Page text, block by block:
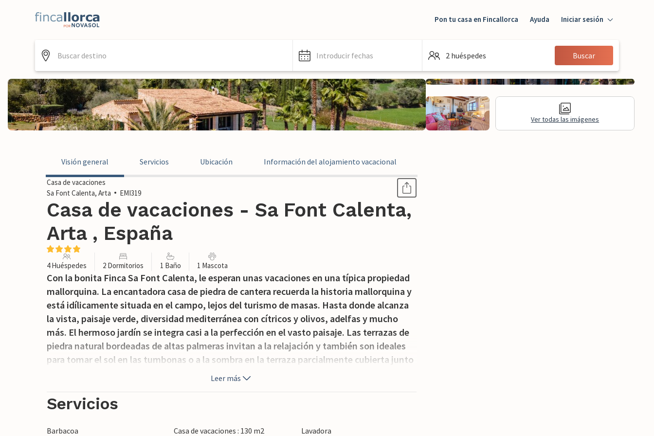
Pon tu casa en Fincallorca Ayuda Iniciar sesión
Iniciar sesión
Huésped
Introducir fechas 2 huéspedes Buscar
Ver todas las imágenes
Visión general Servicios Ubicación Información del alojamiento vacacional
Casa de vacaciones
Sa Font Calenta, Arta
EMI319
Casa de vacaciones - Sa Font Calenta,
Arta , España
4 Huéspedes 2 Dormitorios 1 Baño 1 Mascota
Con la bonita Finca Sa Font Calenta, le esperan unas vacaciones en una típica propiedad
mallorquina. La encantadora casa de piedra de cantera recuerda la historia mallorquina y
está idílicamente situada en el campo, lejos del turismo de masas. Hasta donde alcanza
la vista, paisaje verde, diversidad mediterránea con cítricos y olivos, adelfas y mucho
más. El hermoso jardín se integra casi a la perfección en el vasto paisaje. Las terrazas de
piedra natural bordeadas de altas palmeras invitan a la relajación y también son ideales
para tomar el sol en las tumbonas o a la sombra en la terraza parcialmente cubierta junto
a la casa. En la zona de comedor al aire libre podrá disfrutar de su café matutino con total
ofrecen en el mercado semanal de Artà, alrededor de la Plaça Conqueridor, según recetas
jardín, sino también en la mesa de ping-pong, situada un poco alejada de la casa.
Leer más
Servicios
Barbacoa Casa de vacaciones : 130 m2
Lavadora